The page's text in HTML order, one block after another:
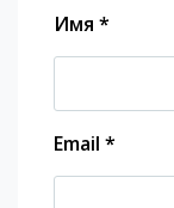
Имя *
Email *